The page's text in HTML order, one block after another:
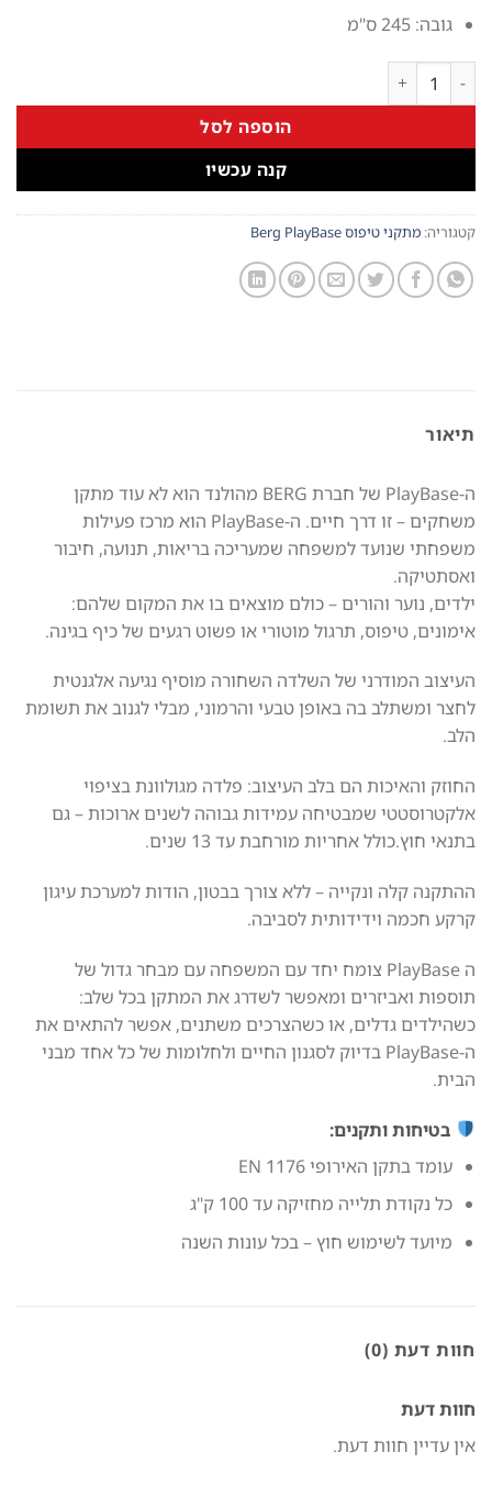
גובה: 245 ס"מ
כמות של PlayBase באורך 2.4 מטר כולל מונקי בר סולם טיפוס טרפז וזוג טבעות של חברת Berg מהולנד
הוספה לסל
קנה עכשיו
קטגוריה: מתקני טיפוס Berg PlayBase
תיאור
ה-PlayBase של חברת BERG מהולנד הוא לא עוד מתקן
משחקים – זו דרך חיים. ה-PlayBase הוא מרכז פעילות
משפחתי שנועד למשפחה שמעריכה בריאות, תנועה, חיבור
ואסתטיקה.
ילדים, נוער והורים – כולם מוצאים בו את המקום שלהם:
אימונים, טיפוס, תרגול מוטורי או פשוט רגעים של כיף בגינה.
העיצוב המודרני של השלדה השחורה מוסיף נגיעה אלגנטית
לחצר ומשתלב בה באופן טבעי והרמוני, מבלי לגנוב את תשומת
הלב.
החוזק והאיכות הם בלב העיצוב: פלדה מגולוונת בציפוי
אלקטרוסטטי שמבטיחה עמידות גבוהה לשנים ארוכות – גם
בתנאי חוץ.כולל אחריות מורחבת עד 13 שנים.
ההתקנה קלה ונקייה – ללא צורך בבטון, הודות למערכת עיגון
קרקע חכמה וידידותית לסביבה.
ה PlayBase צומח יחד עם המשפחה עם מבחר גדול של
תוספות ואביזרים ומאפשר לשדרג את המתקן בכל שלב:
כשהילדים גדלים, או כשהצרכים משתנים, אפשר להתאים את
ה-PlayBase בדיוק לסגנון החיים ולחלומות של כל אחד מבני
הבית.
בטיחות ותקנים:
עומד בתקן האירופי EN 1176
כל נקודת תלייה מחזיקה עד 100 ק"ג
מיועד לשימוש חוץ – בכל עונות השנה
חוות דעת (0)
חוות דעת
אין עדיין חוות דעת.